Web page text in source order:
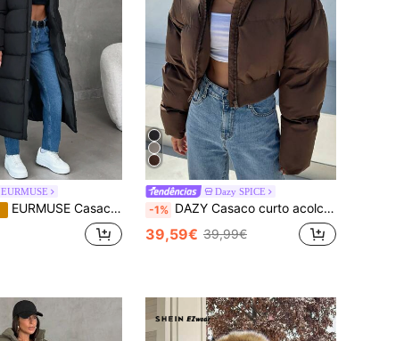
EURMUSE
EURMUSE Casaco longo de inverno com capuz impermeável 2 em 1 quente feminino
Dazy SPICE
-1% DAZY Casaco curto acolchoado com zíper para o inverno, casaco feminino casual de inverno com zíper e ombros caídos, gola funil, ajuste regular, marrom café, liso, casacos acolchoados femininos, aquecimento de inverno/moda de inverno, roupas femininas de inverno, casaco acolchoado feminino, jaqueta
39,59€ 39,99€